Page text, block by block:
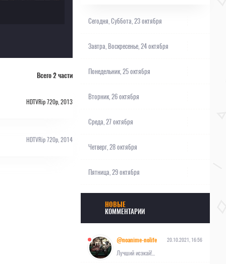
Всего 2 части
HDTVRip 720p, 2013
HDTVRip 720p, 2014
Сегодня, Суббота, 23 октября
Завтра, Воскресенье, 24 октября
Понедельник, 25 октября
Вторник, 26 октября
Среда, 27 октября
Четверг, 28 октября
Пятница, 29 октября
НОВЫЕ
КОММЕНТАРИИ
@noanime-nolife 20.10.2021, 16:56
Лучший исэкай!...